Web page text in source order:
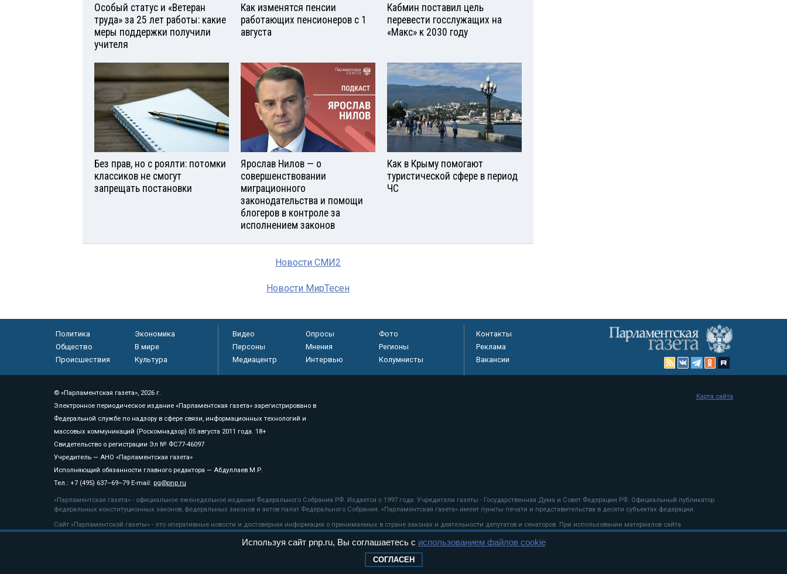
Особый статус и «Ветеран
труда» за 25 лет работы: какие
меры поддержки получили
учителя
Как изменятся пенсии
работающих пенсионеров с 1
августа
Кабмин поставил цель
перевести госслужащих на
«Макс» к 2030 году
Без прав, но с роялти: потомки
классиков не смогут
запрещать постановки
Ярослав Нилов — о
совершенствовании
миграционного
законодательства и помощи
блогеров в контроле за
исполнением законов
Как в Крыму помогают
туристической сфере в период
ЧС
Новости СМИ2
Новости МирТесен
Политика
Экономика
Общество
В мире
Происшествия
Культура
Видео Опросы
Фото
Персоны
Мнения
Регионы
Медиацентр
Интервью Колумнисты
Контакты
Реклама
Вакансии
© «Парламентская газета», 2026 г.
Электронное периодическое издание «Парламентская газета» зарегистрировано в
Федеральной службе по надзору в сфере связи, информационных технологий и
массовых коммуникаций (Роскомнадзор) 05 августа 2011 года. 18+
Свидетельство о регистрации Эл № ФС77-46097
Учредитель — АНО «Парламентская газета»
Исполняющий обязанности главного редактора — Абдуллаев М.Р.
Тел.: +7 (495) 637–69–79 E-mail: pg@pnp.ru
«Парламентская газета» - официальное еженедельное издание Федерального Собрания РФ. Издается с 1997 года. Учредители газеты - Государственная Дума и Совет Федерации РФ. Официальный публикатор
федеральных конституционных законов, федеральных законов и актов палат Федерального Собрания. «Парламентская газета» имеет пункты печати и представительства в десяти субъектах федерации.
Сайт «Парламентской газеты» - это оперативные новости и достоверная информация о принимаемых в стране законах и деятельности депутатов и сенаторов. При использовании материалов сайта
«Парламентской газеты» активная ссылка на pnp.ru обязательна.
рекомендательные технологии
Карта сайта
Используя сайт pnp.ru, Вы соглашаетесь с использованием файлов cookie
СОГЛАСЕН